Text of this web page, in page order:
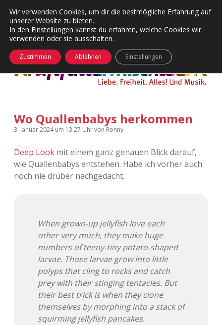
Kategorien
Menü
24 Hours Chilling
Die Wende
KFMW-Disco
Kopfkinomusik
Visuelles
Wandnotizen
KFMW-Disco
Dates
Contact
Menü
öffnen
Adventskalender 2010
Adventskalender 2013
Adventskalender 2014
Adventskalender 2015
Adventskalender 2016
facebook
instagram
rss soundcloud
öffnen
Wo Quallenbabys herkommen
3. Januar 2024um 13:27 Uhrvon Ronny
Deep Look mit einem ganz genauen Blick darauf,
wie Quallenbabys entstehen. Habe ich vorher auch
noch nie drüber nachgedacht.
When grown-up jellyfish love each
other very much, they make huge
numbers of teeny-tiny potato-shaped
larvae. Those larvae grow into little
polyps that cling to rocks and catch
prey with their stinging tentacles. But
their best trick is when they clone
themselves by morphing into a stack of
squirming jellyfish pancakes.
Wir verwenden Cookies, um dir die bestmögliche Erfahrung auf
unserer Website zu bieten.
In den Einstellungen kannst du erfahren, welche Cookies wir
verwenden oder sie ausschalten.
Zustimmen Ablehnen Einstellungen